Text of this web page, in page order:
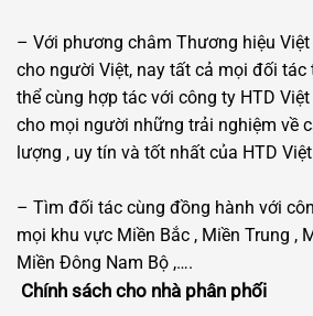
– Với phương châm Thương hiệu
cho người Việt, nay tất cả mọi đối tác
thể cùng hợp tác với công ty HTD
cho mọi người những trải nghiệm về
lượng , uy tín và tốt nhất của HTD
– Tìm đối tác cùng đồng hành với
mọi khu vực Miền Bắc , Miền Trung ,
Miền Đông Nam Bộ ,….
Chính sách cho nhà phân phối